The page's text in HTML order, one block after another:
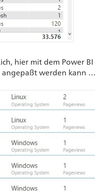
hier mit dem Power
angepaßt werden kann …